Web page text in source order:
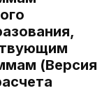
(Версия